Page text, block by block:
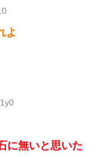
よ
に無いと思いた